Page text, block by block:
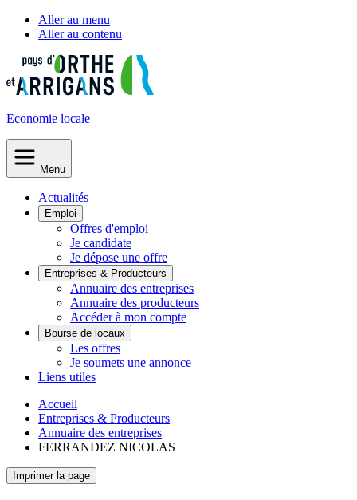
Aller au menu
Aller au contenu
Economie locale
Menu
Actualités
Emploi
Offres d'emploi
Je candidate
Je dépose une offre
Entreprises & Producteurs
Annuaire des entreprises
Annuaire des producteurs
Accéder à mon compte
Bourse de locaux
Les offres
Je soumets une annonce
Liens utiles
Accueil
Entreprises & Producteurs
Annuaire des entreprises
FERRANDEZ NICOLAS
Imprimer la page